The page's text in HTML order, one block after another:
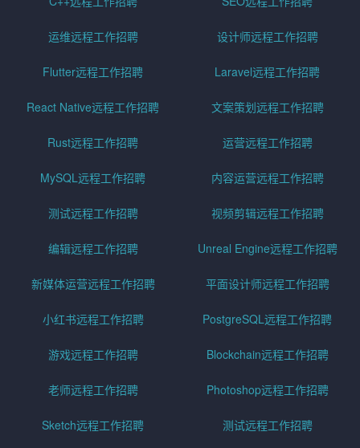
运维远程工作招聘 设计师远程工作招聘
Flutter远程工作招聘 Laravel远程工作招聘
React Native远程工作招聘 文案策划远程工作招聘
Rust远程工作招聘 运营远程工作招聘
MySQL远程工作招聘 内容运营远程工作招聘
测试远程工作招聘 视频剪辑远程工作招聘
编辑远程工作招聘 Unreal Engine远程工作招聘
新媒体运营远程工作招聘 平面设计师远程工作招聘
小红书远程工作招聘 PostgreSQL远程工作招聘
游戏远程工作招聘 Blockchain远程工作招聘
老师远程工作招聘 Photoshop远程工作招聘
Sketch远程工作招聘 测试远程工作招聘